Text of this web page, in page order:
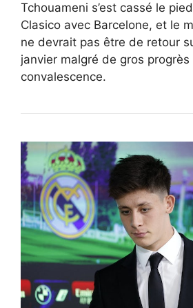
Tchouameni s’est cassé le
Clasico avec Barcelone, et le
ne devrait pas être de retour
janvier malgré de gros progrès
convalescence.